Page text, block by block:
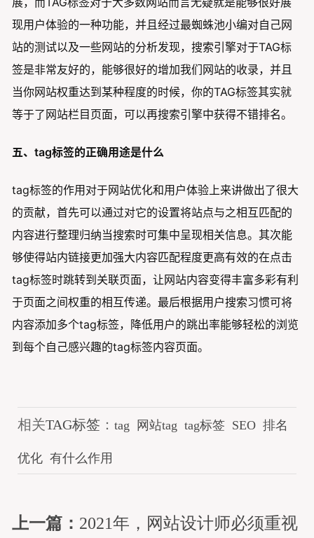
现用户体验的一种功能，并且经过最蜘蛛池小编对自己网
站的测试以及一些网站的分析发现，搜索引擎对于TAG标
签是非常友好的，能够很好的增加我们网站的收录，并且
当你网站权重达到某种程度的时候，你的TAG标签其实就
等于了网站栏目页面，可以再搜索引擎中获得不错排名。
五、tag标签的正确用途是什么
tag标签的作用对于网站优化和用户体验上来讲做出了很大
的贡献，首先可以通过对它的设置将站点与之相互匹配的
内容进行整理归纳当搜索时可集中呈现相关信息。其次能
够使得站内链接更加强大内容匹配程度更高有效的在点击
tag标签时跳转到关联页面，让网站内容变得丰富多彩有利
于页面之间权重的相互传递。最后根据用户搜索习惯可将
内容添加多个tag标签，降低用户的跳出率能够轻松的浏览
到每个自己感兴趣的tag标签内容页面。
相关TAG标签 ：tag 网站tag tag标签 SEO 排名
优化 有什么作用
上一篇： 2021年，网站设计师必须重视